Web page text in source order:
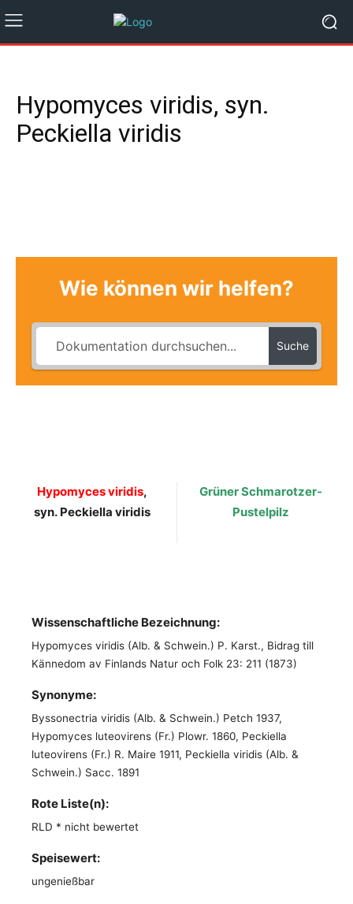
Hypomyces viridis, syn.
Peckiella viridis
Wie können wir helfen?
Suche
Hypomyces viridis,
syn. Peckiella viridis
Grüner Schmarotzer-
Pustelpilz
Wissenschaftliche Bezeichnung:
Hypomyces viridis (Alb. & Schwein.) P. Karst., Bidrag till
Kännedom av Finlands Natur och Folk 23: 211 (1873)
Synonyme:
Byssonectria viridis (Alb. & Schwein.) Petch 1937,
Hypomyces luteovirens (Fr.) Plowr. 1860, Peckiella
luteovirens (Fr.) R. Maire 1911, Peckiella viridis (Alb. &
Schwein.) Sacc. 1891
Rote Liste(n):
RLD * nicht bewertet
Speisewert:
ungenießbar